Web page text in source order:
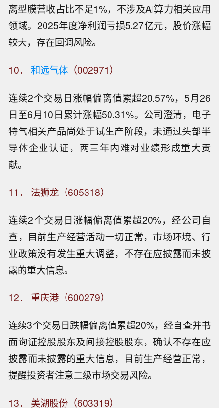
离型膜营收占比不足1%，不涉及AI算力相关应用
领域。2025年度净利润亏损5.27亿元，股价涨幅
较大，存在回调风险。
10．和远气体 （002971）
连续2个交易日涨幅偏离值累超20.57%，5月26
日至6月10日累计涨幅50.31%。公司澄清，电子
特气相关产品尚处于试生产阶段，未通过头部半
导体企业认证，两三年内难对业绩形成重大贡
献。
11． 法狮龙（605318）
连续2个交易日涨幅偏离值累超20%，经公司自
查，目前生产经营活动一切正常，市场环境、行
业政策没有发生重大调整，不存在应披露而未披
露的重大信息。
12． 重庆港（600279）
连续3个交易日跌幅偏离值累超20%，经自查并书
面询证控股股东及间接控股股东，确认不存在应
披露而未披露的重大信息，目前生产经营正常，
提醒投资者注意二级市场交易风险。
13． 美湖股份（603319）